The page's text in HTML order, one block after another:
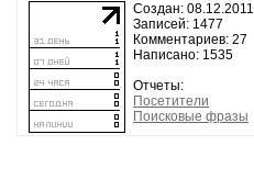
Создан: 08.12.2011
Записей: 1477
Комментариев: 27
Написано: 1535
Отчеты:
Посетители
Поисковые фразы